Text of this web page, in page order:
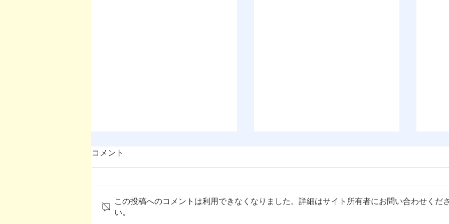
コメント
この投稿へのコメントは利用できなくなりました。詳細はサイト所有者にお問い合わせくだ
い。